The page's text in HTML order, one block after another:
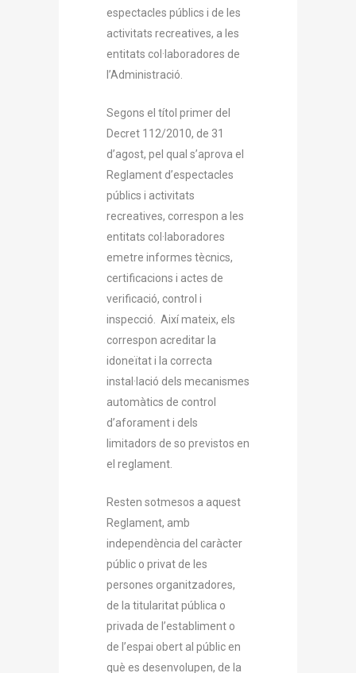
espectacles públics i de les
activitats recreatives, a les
entitats col·laboradores de
l’Administració.
Segons el títol primer del
Decret 112/2010, de 31
d’agost, pel qual s’aprova el
Reglament d’espectacles
públics i activitats
recreatives, correspon a les
entitats col·laboradores
emetre informes tècnics,
certificacions i actes de
verificació, control i
inspecció. Així mateix, els
correspon acreditar la
idoneïtat i la correcta
instal·lació dels mecanismes
automàtics de control
d’aforament i dels
limitadors de so previstos en
el reglament.
Resten sotmesos a aquest
Reglament, amb
independència del caràcter
públic o privat de les
persones organitzadores,
de la titularitat pública o
privada de l’establiment o
de l’espai obert al públic en
què es desenvolupen, de la